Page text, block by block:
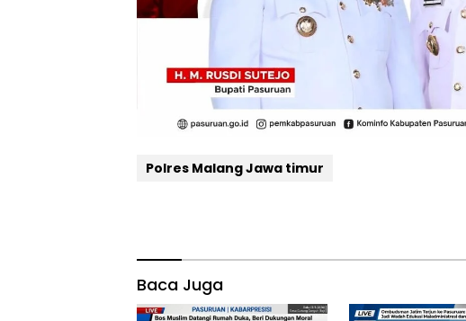
Polres Malang Jawa timur
Baca Juga